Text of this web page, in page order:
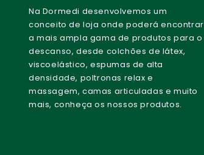
Na Dormedi desenvolvemos um
conceito de loja onde poderá encontrar
a mais ampla gama de produtos para o
descanso, desde colchões de látex,
viscoelástico, espumas de alta
densidade, poltronas relax e
massagem, camas articuladas e muito
mais, conheça os nossos produtos.